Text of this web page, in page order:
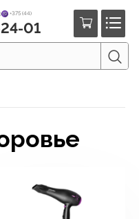
+375 (44)
01